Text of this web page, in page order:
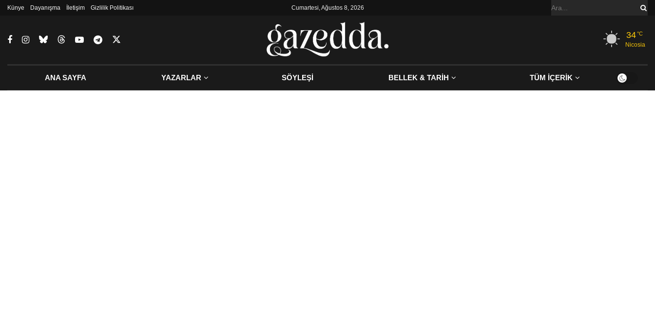
Künye Dayanışma İletişim Gizlilik Politikası Cumartesi, Ağustos 8, 2026
34°C
Nicosia
ANA SAYFA YAZARLAR SÖYLEŞİ BELLEK & TARİH TÜM İÇERİK